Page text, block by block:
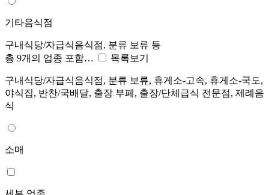
기타음식점
구내식당/자급식음식점, 분류 보류 등
총 9개의 업종 포함…
목록보기
구내식당/자급식음식점, 분류 보류, 휴게소-고속, 휴게소-국도,
야식집, 반찬/국배달, 출장 부페, 출장/단체급식 전문점, 제례음
식
소매